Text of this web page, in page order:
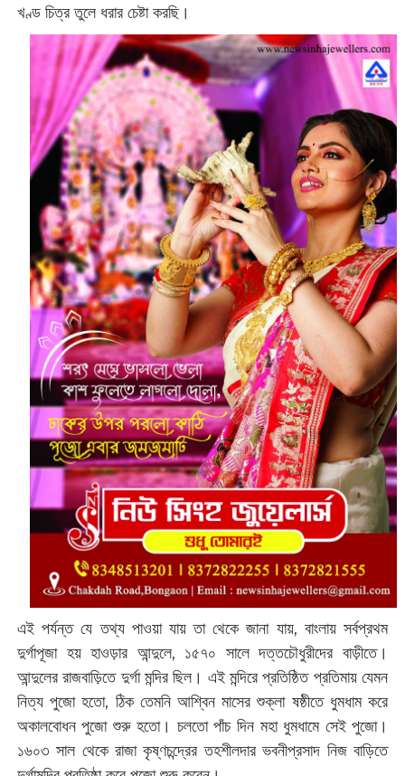
খণ্ড চিত্র তুলে ধরার চেষ্টা করছি।
এই পর্যন্ত যে তথ্য পাওয়া যায় তা থেকে জানা যায়, বাংলায় সর্বপ্রথম
দুর্গাপূজা হয় হাওড়ার আন্দুলে, ১৫৭০ সালে দত্তচৌধুরীদের বাড়ীতে।
আন্দুলের রাজবাড়িতে দুর্গা মন্দির ছিল। এই মন্দিরে প্রতিষ্ঠিত প্রতিমায় যেমন
নিত্য পুজো হতো, ঠিক তেমনি আশ্বিন মাসের শুক্লা ষষ্ঠীতে ধুমধাম করে
অকালবোধন পুজো শুরু হতো। চলতো পাঁচ দিন মহা ধুমধামে সেই পুজো।
১৬০৩ সাল থেকে রাজা কৃষ্ণচন্দ্রের তহশীলদার ভবনীপ্রসাদ নিজ বাড়িতে